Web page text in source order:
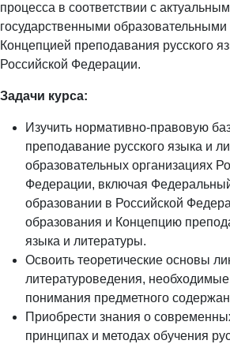
процесса в соответствии с
государственными образовательными
Концепцией преподавания русского
Российской Федерации.
Задачи курса:
Изучить нормативно-правовую
преподавание русского языка и
образовательных организациях
Федерации, включая
образовании в Российской
образования и Концепцию
языка и литературы.
Освоить теоретические основы
литературоведения, необходимые
понимания предметного
Приобрести знания о
принципах и методах обучения